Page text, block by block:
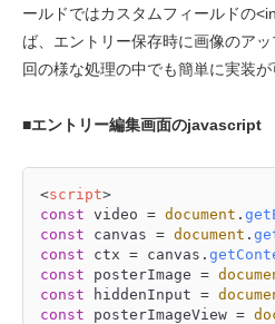
ールドではカスタムフィールドの
ば、エントリー保存時に画像のア
回の様な処理の中でも簡単に実装が
■エントリー編集画面のjavascript
<script>
const video = document .
const canvas = document .
const ctx = canvas.
const posterImage =
const hiddenInput =
const posterImageView =